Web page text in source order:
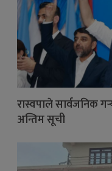
रास्वपाले सार्वजनिक
अन्तिम सूची